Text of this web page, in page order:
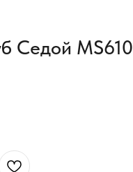
Седой MS610